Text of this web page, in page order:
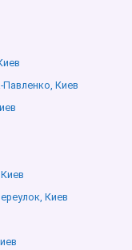
Павленко, Киев
Киев